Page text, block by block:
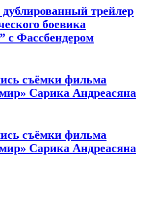
трейлер
боевика
с Фассбендером
съёмки фильма
Сарика Андреасяна
съёмки фильма
Сарика Андреасяна